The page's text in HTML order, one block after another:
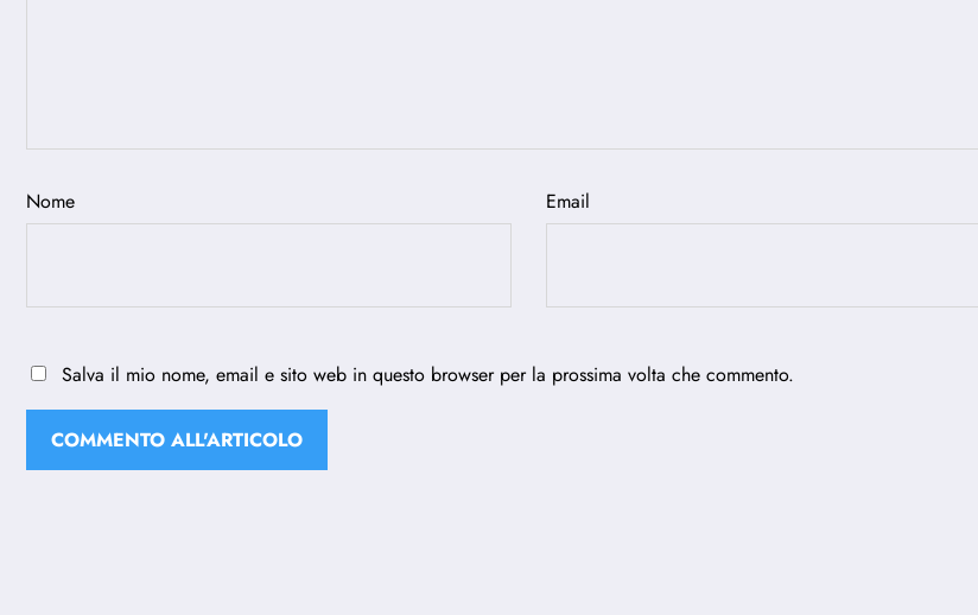
Nome Email
Salva il mio nome, email e sito web in questo browser per la prossima volta che commento.